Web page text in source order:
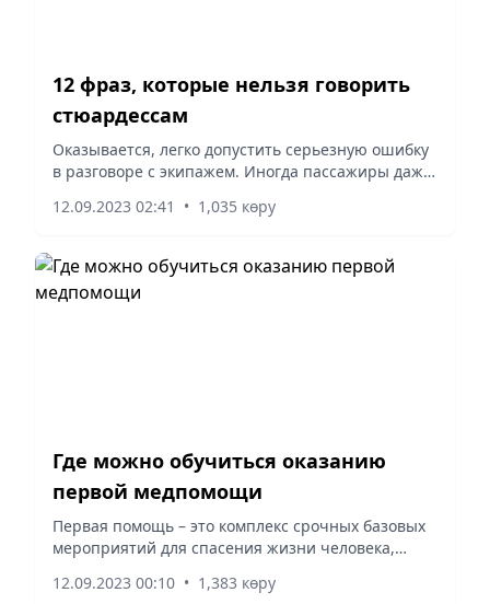
12 фраз, которые нельзя говорить
стюардессам
Оказывается, легко допустить серьезную ошибку
в разговоре с экипажем. Иногда пассажиры даже
проблемам, а их слова звучат грубо. Вот 12 фраз,
12.09.2023 02:41 • 1,035 көру
Где можно обучиться оказанию
первой медпомощи
Первая помощь – это комплекс срочных базовых
мероприятий для спасения жизни человека,
состояниях, а также в целях снижения угрозы для
12.09.2023 00:10 • 1,383 көру